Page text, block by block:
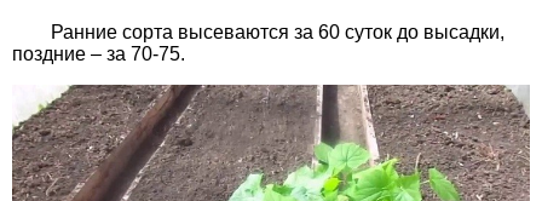
Ранние сорта высеваются за 60 суток до высадки,
поздние – за 70-75.